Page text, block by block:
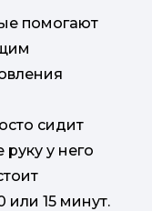
помогают
сидит
у него
или 15 минут.